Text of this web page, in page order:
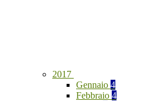
2017
Gennaio 4
Febbraio 4